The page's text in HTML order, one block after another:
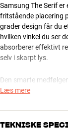
Samsung The Serif er
fritstående placering
grader design får du
hvilken vinkel du ser
absorberer effektivt
selv i skarpt lys.
Den smarte
karakteristiske
underkant gør det
et bord uden separat
Læs mere
TEKNISKE